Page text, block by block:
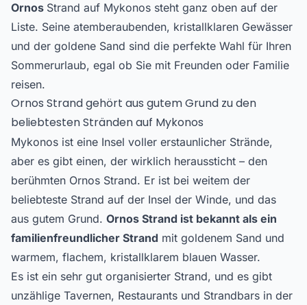
Ornos Strand auf Mykonos steht ganz oben auf der
Liste. Seine atemberaubenden, kristallklaren Gewässer
und der goldene Sand sind die perfekte Wahl für Ihren
Sommerurlaub, egal ob Sie mit Freunden oder Familie
reisen.
Ornos Strand gehört aus gutem Grund zu den
beliebtesten Stränden auf Mykonos
Mykonos ist eine Insel voller erstaunlicher Strände,
aber es gibt einen, der wirklich heraussticht – den
berühmten Ornos Strand. Er ist bei weitem der
beliebteste Strand auf der Insel der Winde, und das
aus gutem Grund. Ornos Strand ist bekannt als ein
familienfreundlicher Strand mit goldenem Sand und
warmem, flachem, kristallklarem blauen Wasser.
Es ist ein sehr gut organisierter Strand, und es gibt
unzählige Tavernen, Restaurants und Strandbars in der